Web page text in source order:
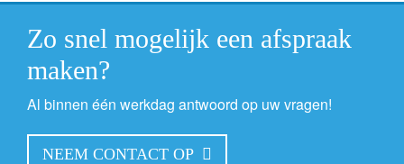
Zo snel mogelijk een afspraak
maken?
Al binnen één werkdag antwoord op uw vragen!
NEEM CONTACT OP